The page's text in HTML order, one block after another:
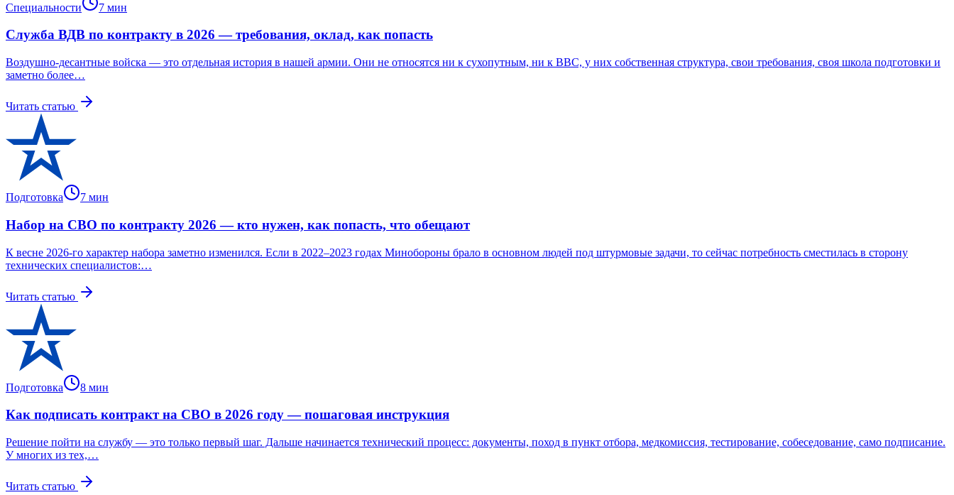
Специальности 7 мин
Служба ВДВ по контракту в 2026 — требования, оклад, как попасть
Воздушно-десантные войска — это отдельная история в нашей армии. Они не относятся ни к сухопутным, ни к ВВС, у них собственная структура, свои требования, своя школа подготовки и
заметно более…
Читать статью
Подготовка 7 мин
Набор на СВО по контракту 2026 — кто нужен, как попасть, что обещают
К весне 2026-го характер набора заметно изменился. Если в 2022–2023 годах Минобороны брало в основном людей под штурмовые задачи, то сейчас потребность сместилась в сторону
технических специалистов:…
Читать статью
Подготовка 8 мин
Как подписать контракт на СВО в 2026 году — пошаговая инструкция
Решение пойти на службу — это только первый шаг. Дальше начинается технический процесс: документы, поход в пункт отбора, медкомиссия, тестирование, собеседование, само подписание.
У многих из тех,…
Читать статью